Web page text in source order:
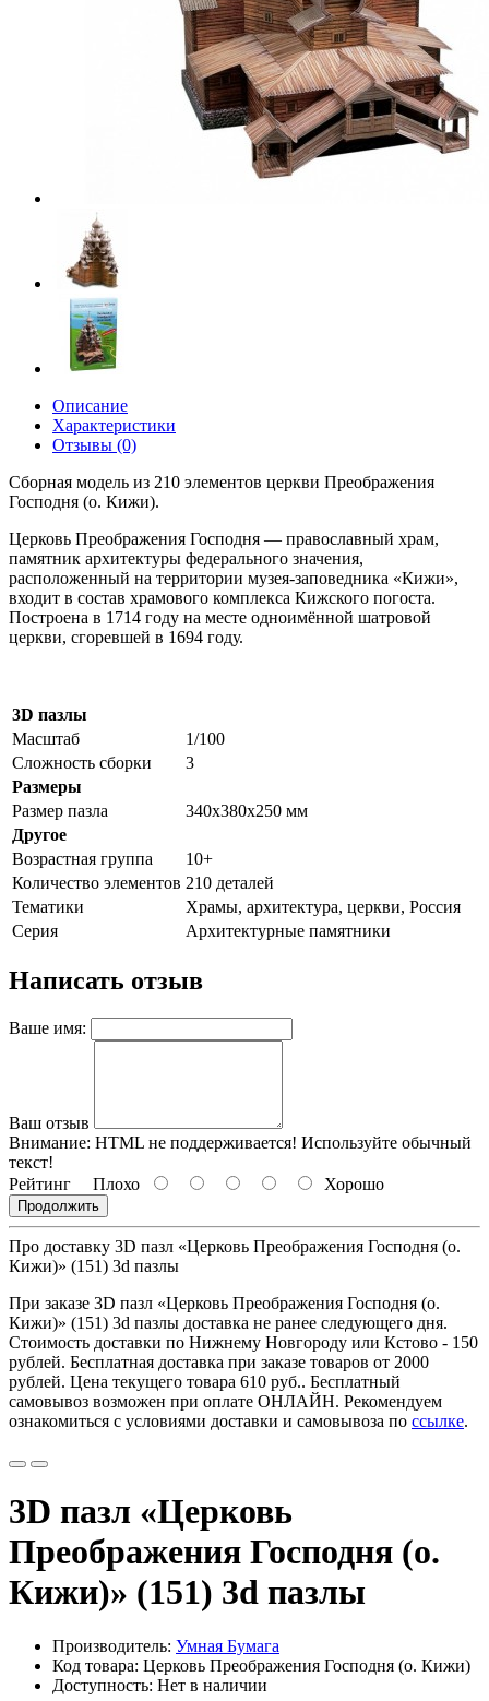
Описание
Характеристики
Отзывы (0)
Сборная модель из 210 элементов церкви Преображения
Господня (о. Кижи).
Церковь Преображения Господня — православный храм,
памятник архитектуры федерального значения,
расположенный на территории музея-заповедника «Кижи»,
входит в состав храмового комплекса Кижского погоста.
Построена в 1714 году на месте одноимённой шатровой
церкви, сгоревшей в 1694 году.
3D пазлы
Масштаб
1/100
Сложность сборки
3
Размеры
Размер пазла
340x380x250 мм
Другое
Возрастная группа
10+
Количество элементов 210 деталей
Тематики
Храмы, архитектура, церкви, Россия
Серия
Архитектурные памятники
Написать отзыв
Ваше имя:
Ваш отзыв
Внимание: HTML не поддерживается! Используйте обычный
текст!
Рейтинг Плохо Хорошо
Продолжить
Про доставку 3D пазл «Церковь Преображения Господня (о.
Кижи)» (151) 3d пазлы
При заказе 3D пазл «Церковь Преображения Господня (о.
Кижи)» (151) 3d пазлы доставка не ранее следующего дня.
Стоимость доставки по Нижнему Новгороду или Кстово - 150
рублей. Бесплатная доставка при заказе товаров от 2000
рублей. Цена текущего товара 610 руб.. Бесплатный
самовывоз возможен при оплате ОНЛАЙН. Рекомендуем
ознакомиться с условиями доставки и самовывоза по ссылке.
3D пазл «Церковь
Преображения Господня (о.
Кижи)» (151) 3d пазлы
Производитель: Умная Бумага
Код товара: Церковь Преображения Господня (о. Кижи)
Доступность: Нет в наличии